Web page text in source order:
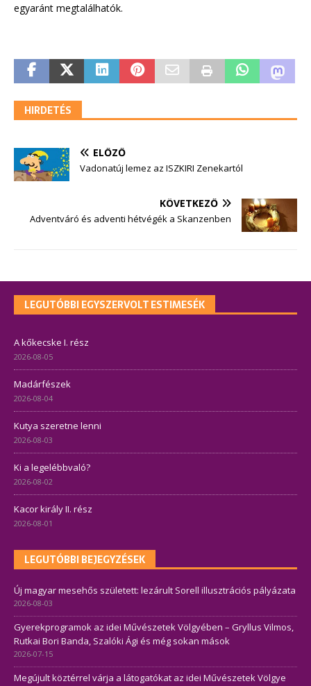
egyaránt megtalálhatók.
HIRDETÉS
ELŐZŐ
Vadonatúj lemez az ISZKIRI Zenekartól
KÖVETKEZŐ
Adventváró és adventi hétvégék a Skanzenben
LEGUTÓBBI EGYSZERVOLT ESTIMESÉK
A kőkecske I. rész
2026-08-05
Madárfészek
2026-08-04
Kutya szeretne lenni
2026-08-03
Ki a legelébbvaló?
2026-08-02
Kacor király II. rész
2026-08-01
LEGUTÓBBI BEJEGYZÉSEK
Új magyar mesehős született: lezárult Sorell illusztrációs pályázata
2026-08-03
Gyerekprogramok az idei Művészetek Völgyében – Gryllus Vilmos,
Rutkai Bori Banda, Szalóki Ági és még sokan mások
2026-07-15
Megújult köztérrel várja a látogatókat az idei Művészetek Völgye